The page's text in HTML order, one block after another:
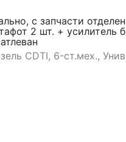
с запчасти
2 шт. + усилитель
CDTI, 6-ст.мех.,